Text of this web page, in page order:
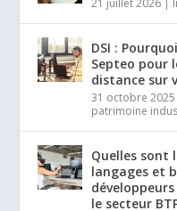
DSI :
Septeo pour
distance sur
31 octobre 2025
patrimoine
Quelles sont
langages et
le secteur